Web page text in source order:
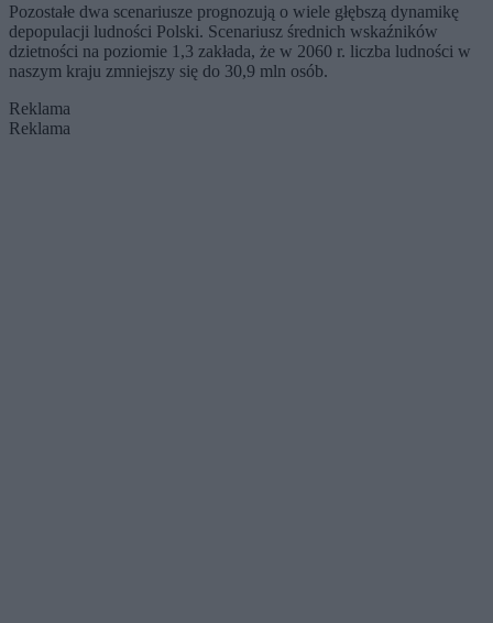
Pozostałe dwa scenariusze prognozują o wiele głębszą dynamikę
depopulacji ludności Polski. Scenariusz średnich wskaźników
dzietności na poziomie 1,3 zakłada, że w 2060 r. liczba ludności w
naszym kraju zmniejszy się do 30,9 mln osób.
Reklama
Reklama